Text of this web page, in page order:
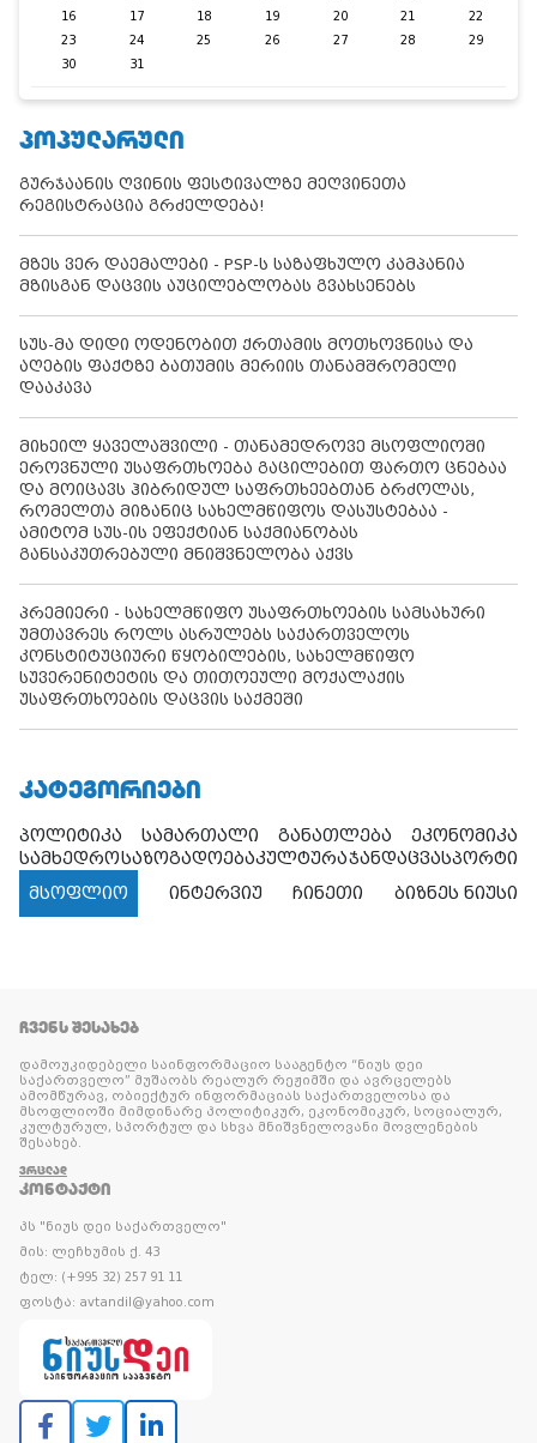
16
17 18 19 20 21
22
23
24 25 26 27 28
29
30
31
ᲞᲝᲞᲣᲚᲐᲠᲣᲚᲘ
გურჯაანის ღვინის ფესტივალზე მეღვინეთა
რეგისტრაცია გრძელდება!
მზეს ვერ დაემალები - PSP-ს საზაფხულო კამპანია
მზისგან დაცვის აუცილებლობას გვახსენებს
სუს-მა დიდი ოდენობით ქრთამის მოთხოვნისა და
აღების ფაქტზე ბათუმის მერიის თანამშრომელი
დააკავა
მიხეილ ყაველაშვილი - თანამედროვე მსოფლიოში
ეროვნული უსაფრთხოება გაცილებით ფართო ცნებაა
და მოიცავს ჰიბრიდულ საფრთხეებთან ბრძოლას,
რომელთა მიზანიც სახელმწიფოს დასუსტებაა -
ამიტომ სუს-ის ეფექტიან საქმიანობას
განსაკუთრებული მნიშვნელობა აქვს
პრემიერი - სახელმწიფო უსაფრთხოების სამსახური
უმთავრეს როლს ასრულებს საქართველოს
კონსტიტუციური წყობილების, სახელმწიფო
სუვერენიტეტის და თითოეული მოქალაქის
უსაფრთხოების დაცვის საქმეში
ᲙᲐᲢᲔᲒᲝᲠᲘᲔᲑᲘ
პოლიტიკა სამართალი განათლება
ეკონომიკა
სამხედროსაზოგადოებაკულტურაჯანდაცვასპორტი
მსოფლიო
ინტერვიუ ჩინეთი ბიზნეს ნიუსი
ᲩᲕᲔᲜᲡ ᲨᲔᲡᲐᲮᲔᲑ
დამოუკიდებელი საინფორმაციო სააგენტო “ნიუს დეი
საქართველო” მუშაობს რეალურ რეჟიმში და ავრცელებს
ამომწურავ, ობიექტურ ინფორმაციას საქართველოსა და
მსოფლიოში მიმდინარე პოლიტიკურ, ეკონომიკურ, სოციალურ,
კულტურულ, სპორტულ და სხვა მნიშვნელოვანი მოვლენების
შესახებ.
ᲕᲠᲪᲚᲐᲓ
ᲙᲝᲜᲢᲐᲥᲢᲘ
პს "ნიუს დეი საქართველო"
მის: ლეჩხუმის ქ. 43
ტელ: (+995 32) 257 91 11
ფოსტა: avtandil@yahoo.com